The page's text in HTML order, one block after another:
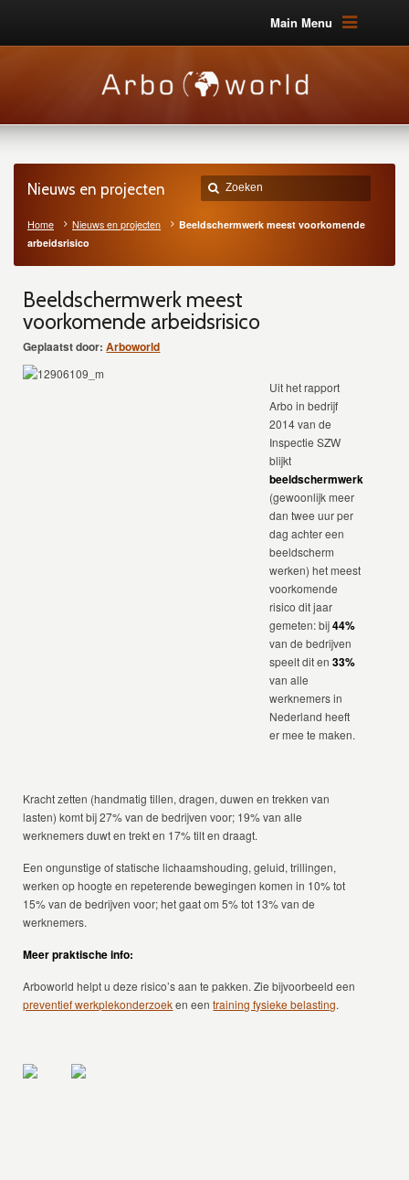
Main Menu
Nieuws en projecten
Home Nieuws en projecten
Beeldschermwerk meest voorkomende
arbeidsrisico
Beeldschermwerk meest
voorkomende arbeidsrisico
Geplaatst door: Arboworld
Uit het rapport
Arbo in bedrijf
2014 van de
Inspectie SZW
blijkt
beeldschermwerk
(gewoonlijk meer
dan twee uur per
dag achter een
beeldscherm
werken) het meest
voorkomende
risico dit jaar
gemeten: bij44%
van de bedrijven
speelt dit en33%
van alle
werknemers in
Nederland heeft
er mee te maken.
Kracht zetten (handmatig tillen, dragen, duwen en trekken van
lasten) komt bij 27% van de bedrijven voor; 19% van alle
werknemers duwt en trekt en 17% tilt en draagt.
Een ongunstige of statische lichaamshouding, geluid, trillingen,
werken op hoogte en repeterende bewegingen komen in 10% tot
15% van de bedrijven voor; het gaat om 5% tot 13% van de
werknemers.
Meer praktische info:
Arboworld helpt u deze risico’s aan te pakken. Zie bijvoorbeeld een
preventief werkplekonderzoeken eentraining fysieke belasting.